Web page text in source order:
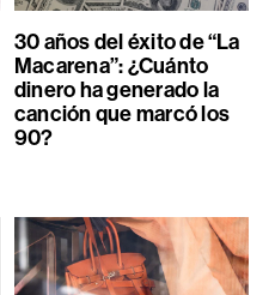
30 años del éxito de “La
Macarena”: ¿Cuánto
dinero ha generado la
canción que marcó los
90?